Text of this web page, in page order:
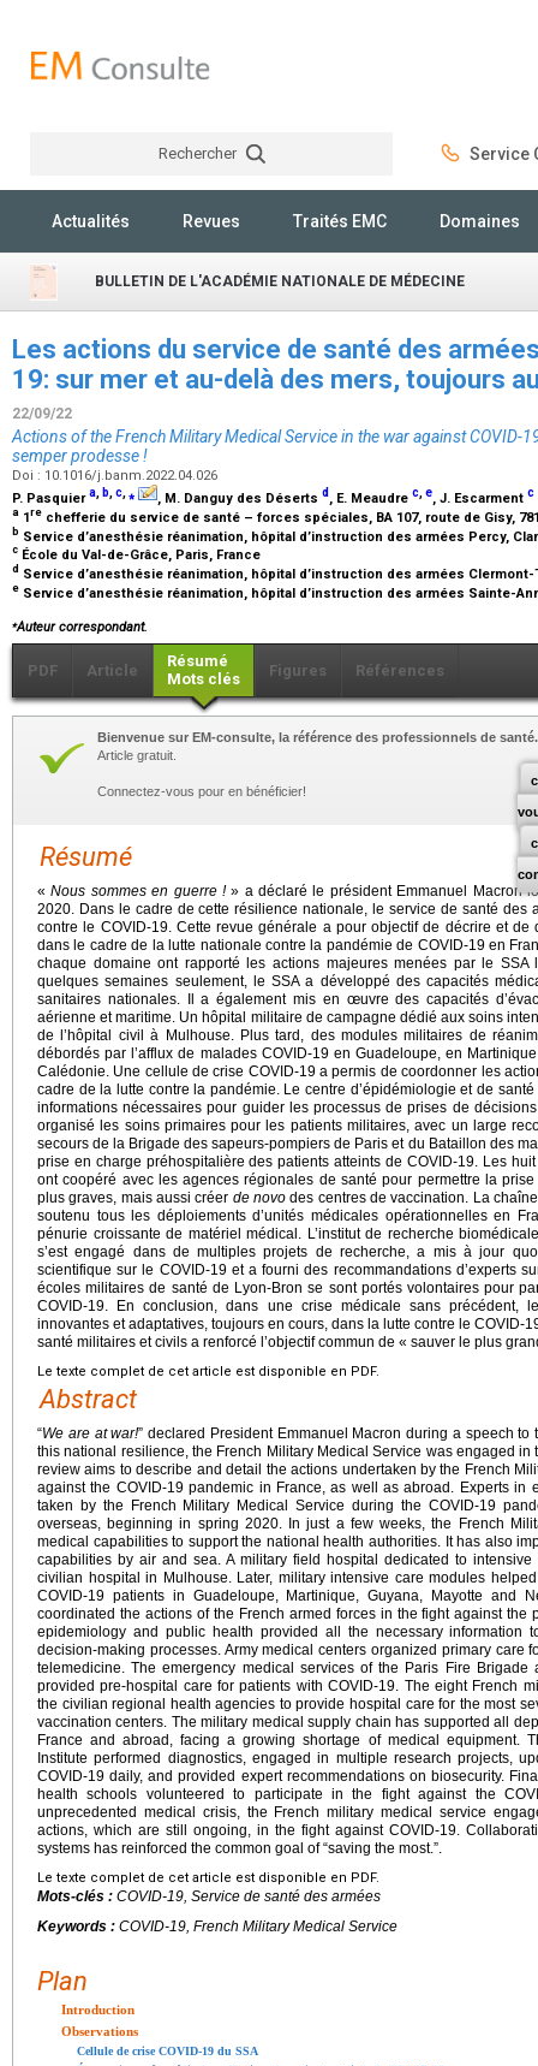
Rechercher Service
Actualités Revues Traités EMC Domaines
BULLETIN DE L'ACADÉMIE NATIONALE DE MÉDECINE
Les actions du service de santé des
19: sur mer et au-delà des mers, toujours
22/09/22
Actions of the French Military Medical Service in the war against COVID-
semper prodesse !
Doi : 10.1016/j.banm.2022.04.026
P. Pasquiera, b,c,⁎ , M. Danguy des Déserts d , E. Meaudre c,e, J. Escarment c
a 1re chefferie du service de santé – forces spéciales, BA 107, route de Gisy,
b Service d’anesthésie réanimation, hôpital d’instruction des armées Percy,
c École du Val-de-Grâce, Paris, France
d Service d’anesthésie réanimation, hôpital d’instruction des armées
e Service d’anesthésie réanimation, hôpital d’instruction des armées Sainte-
⁎Auteur correspondant.
PDF Article
Résumé
Mots clés
Figures Références
Bienvenue sur EM-consulte, la référence des professionnels de santé.
Article gratuit.
Connectez-vous pour en bénéficier!
Résumé
«Nous sommes en guerre !» a déclaré le président Emmanuel Macron
2020. Dans le cadre de cette résilience nationale, le service de santé des
contre le COVID-19. Cette revue générale a pour objectif de décrire et
dans le cadre de la lutte nationale contre la pandémie de COVID-19 en
chaque domaine ont rapporté les actions majeures menées par le
quelques semaines seulement, le SSA a développé des capacités
sanitaires nationales. Il a également mis en œuvre des capacités
aérienne et maritime. Un hôpital militaire de campagne dédié aux soins
de l’hôpital civil à Mulhouse. Plus tard, des modules militaires de
débordés par l’afflux de malades COVID-19 en Guadeloupe, en
Calédonie. Une cellule de crise COVID-19 a permis de coordonner les
cadre de la lutte contre la pandémie. Le centre d’épidémiologie et de
informations nécessaires pour guider les processus de prises de
organisé les soins primaires pour les patients militaires, avec un large
secours de la Brigade des sapeurs-pompiers de Paris et du Bataillon des
prise en charge préhospitalière des patients atteints de COVID-19. Les
ont coopéré avec les agences régionales de santé pour permettre la
plus graves, mais aussi créer de novo des centres de vaccination. La
soutenu tous les déploiements d’unités médicales opérationnelles en
pénurie croissante de matériel médical. L’institut de recherche
s’est engagé dans de multiples projets de recherche, a mis à jour
scientifique sur le COVID-19 et a fourni des recommandations d’experts
écoles militaires de santé de Lyon-Bron se sont portés volontaires pour
COVID-19. En conclusion, dans une crise médicale sans précédent,
innovantes et adaptatives, toujours en cours, dans la lutte contre le COVID-
santé militaires et civils a renforcé l’objectif commun de « sauver le plus
Le texte complet de cet article est disponible en PDF.
Abstract
“We are at war!” declared President Emmanuel Macron during a speech
this national resilience, the French Military Medical Service was engaged
review aims to describe and detail the actions undertaken by the French
against the COVID-19 pandemic in France, as well as abroad. Experts in
taken by the French Military Medical Service during the COVID-19
overseas, beginning in spring 2020. In just a few weeks, the French
medical capabilities to support the national health authorities. It has also
capabilities by air and sea. A military field hospital dedicated to
civilian hospital in Mulhouse. Later, military intensive care modules
COVID-19 patients in Guadeloupe, Martinique, Guyana, Mayotte and
coordinated the actions of the French armed forces in the fight against the
epidemiology and public health provided all the necessary information
decision-making processes. Army medical centers organized primary care
telemedicine. The emergency medical services of the Paris Fire
provided pre-hospital care for patients with COVID-19. The eight French
the civilian regional health agencies to provide hospital care for the most
vaccination centers. The military medical supply chain has supported all
France and abroad, facing a growing shortage of medical equipment.
Institute performed diagnostics, engaged in multiple research projects,
COVID-19 daily, and provided expert recommendations on biosecurity.
health schools volunteered to participate in the fight against the
unprecedented medical crisis, the French military medical service
actions, which are still ongoing, in the fight against COVID-19.
systems has reinforced the common goal of “saving the most.”.
Le texte complet de cet article est disponible en PDF.
Mots-clés : COVID-19, Service de santé des armées
Keywords : COVID-19, French Military Medical Service
Plan
Introduction
Observations
Cellule de crise COVID-19 du SSA